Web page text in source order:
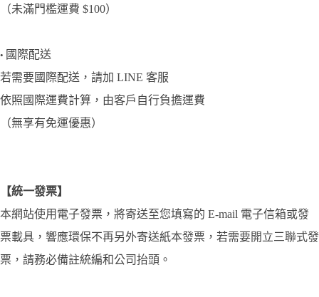
（未滿門檻運費 $100）
• 國際配送
若需要國際配送，請加 LINE 客服
依照國際運費計算，由客戶自行負擔運費
（無享有免運優惠）
【統一發票】
本網站使用電子發票，將寄送至您填寫的 E-mail 電子信箱或發
票載具，響應環保不再另外寄送紙本發票，若需要開立三聯式發
票，請務必備註統編和公司抬頭。